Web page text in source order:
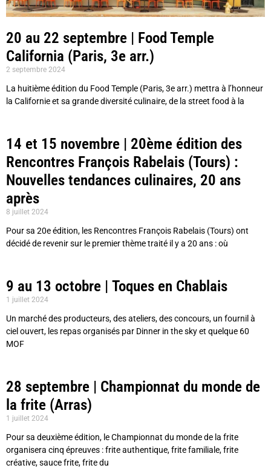
20 au 22 septembre | Food Temple
California (Paris, 3e arr.)
2 septembre 2024
La huitième édition du Food Temple (Paris, 3e arr.) mettra à l’honneur
la Californie et sa grande diversité culinaire, de la street food à la
14 et 15 novembre | 20ème édition des
Rencontres François Rabelais (Tours) :
Nouvelles tendances culinaires, 20 ans
après
8 juillet 2024
Pour sa 20e édition, les Rencontres François Rabelais (Tours) ont
décidé de revenir sur le premier thème traité il y a 20 ans : où
9 au 13 octobre | Toques en Chablais
1 juillet 2024
Un marché des producteurs, des ateliers, des concours, un fournil à
ciel ouvert, les repas organisés par Dinner in the sky et quelque 60
MOF
28 septembre | Championnat du monde de
la frite (Arras)
1 juillet 2024
Pour sa deuxième édition, le Championnat du monde de la frite
organisera cinq épreuves : frite authentique, frite familiale, frite
créative, sauce frite, frite du